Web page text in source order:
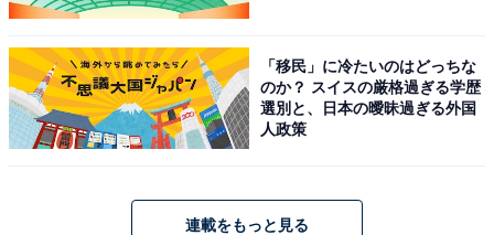
「移民」に冷たいのはどっちな
のか？ スイスの厳格過ぎる学歴
選別と、日本の曖昧過ぎる外国
人政策
連載をもっと見る